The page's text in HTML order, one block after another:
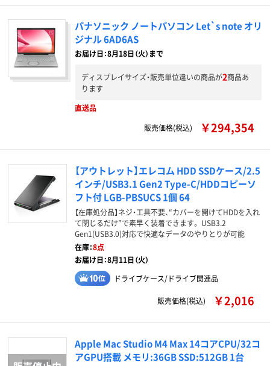
パナソニック ノートパソコン Let`s note オリ
ジナル 6AD6AS
お届け日：8月18日（火）まで
ディスプレイサイズ・販売単位違いの商品が2商品あ
ります
直送品
販売価格(税込)
￥294,354
【アウトレット】エレコム HDD SSDケース/2.5
インチ/USB3.1 Gen2 Type-C/HDDコピーソ
フト付 LGB-PBSUCS 1個 64
【在庫処分品】ネジ・工具不要、“カバーを開けてHDDを入れ
て閉じるだけ”で素早く装着できます。 USB3.2
Gen1(USB3.0)対応で快適なデータのやりとりが可能
在庫：8点
お届け日：8月11日（火）
ドライブケース/ドライブ関連品
販売価格(税込) ￥2,016
Apple Mac Studio M4 Max 14コアCPU/32コ
アGPU搭載 メモリ:36GB SSD:512GB 1台